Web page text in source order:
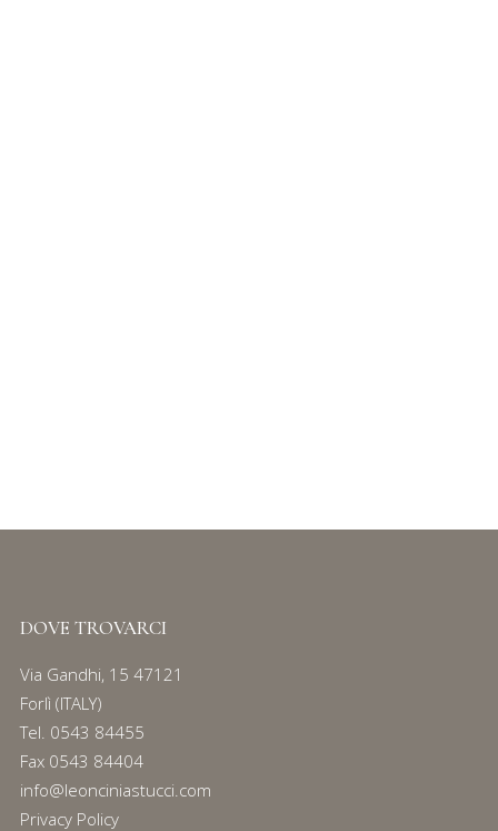
DOVE TROVARCI
Via Gandhi, 15 47121
Forlì (ITALY)
Tel. 0543 84455
Fax 0543 84404
info@leonciniastucci.com
Privacy Policy